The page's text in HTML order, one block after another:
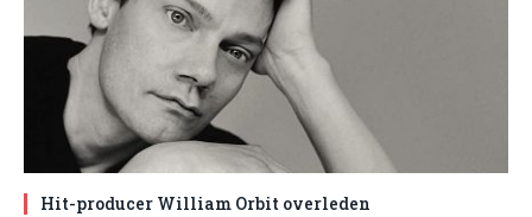
Hit-producer William Orbit overleden